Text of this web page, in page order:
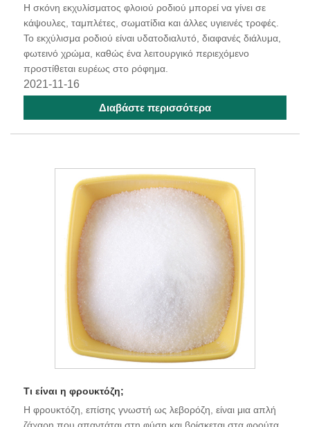
Η σκόνη εκχυλίσματος φλοιού ροδιού μπορεί να γίνει σε
κάψουλες, ταμπλέτες, σωματίδια και άλλες υγιεινές τροφές.
Το εκχύλισμα ροδιού είναι υδατοδιαλυτό, διαφανές διάλυμα,
φωτεινό χρώμα, καθώς ένα λειτουργικό περιεχόμενο
προστίθεται ευρέως στο ρόφημα.
2021-11-16
Διαβάστε περισσότερα
Τι είναι η φρουκτόζη;
Η φρουκτόζη, επίσης γνωστή ως λεβορόζη, είναι μια απλή